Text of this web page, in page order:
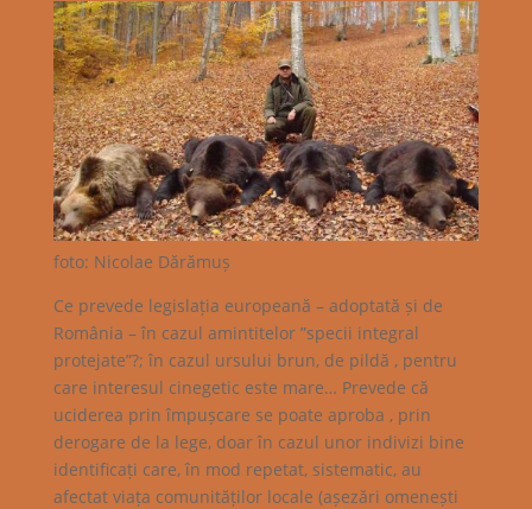
foto: Nicolae Dărămuș
Ce prevede legislația europeană – adoptată și de
România – în cazul amintitelor ”specii integral
protejate”?; în cazul ursului brun, de pildă , pentru
care interesul cinegetic este mare… Prevede că
uciderea prin împușcare se poate aproba , prin
derogare de la lege, doar în cazul unor indivizi bine
identificați care, în mod repetat, sistematic, au
afectat viața comunităților locale (așezări omenești